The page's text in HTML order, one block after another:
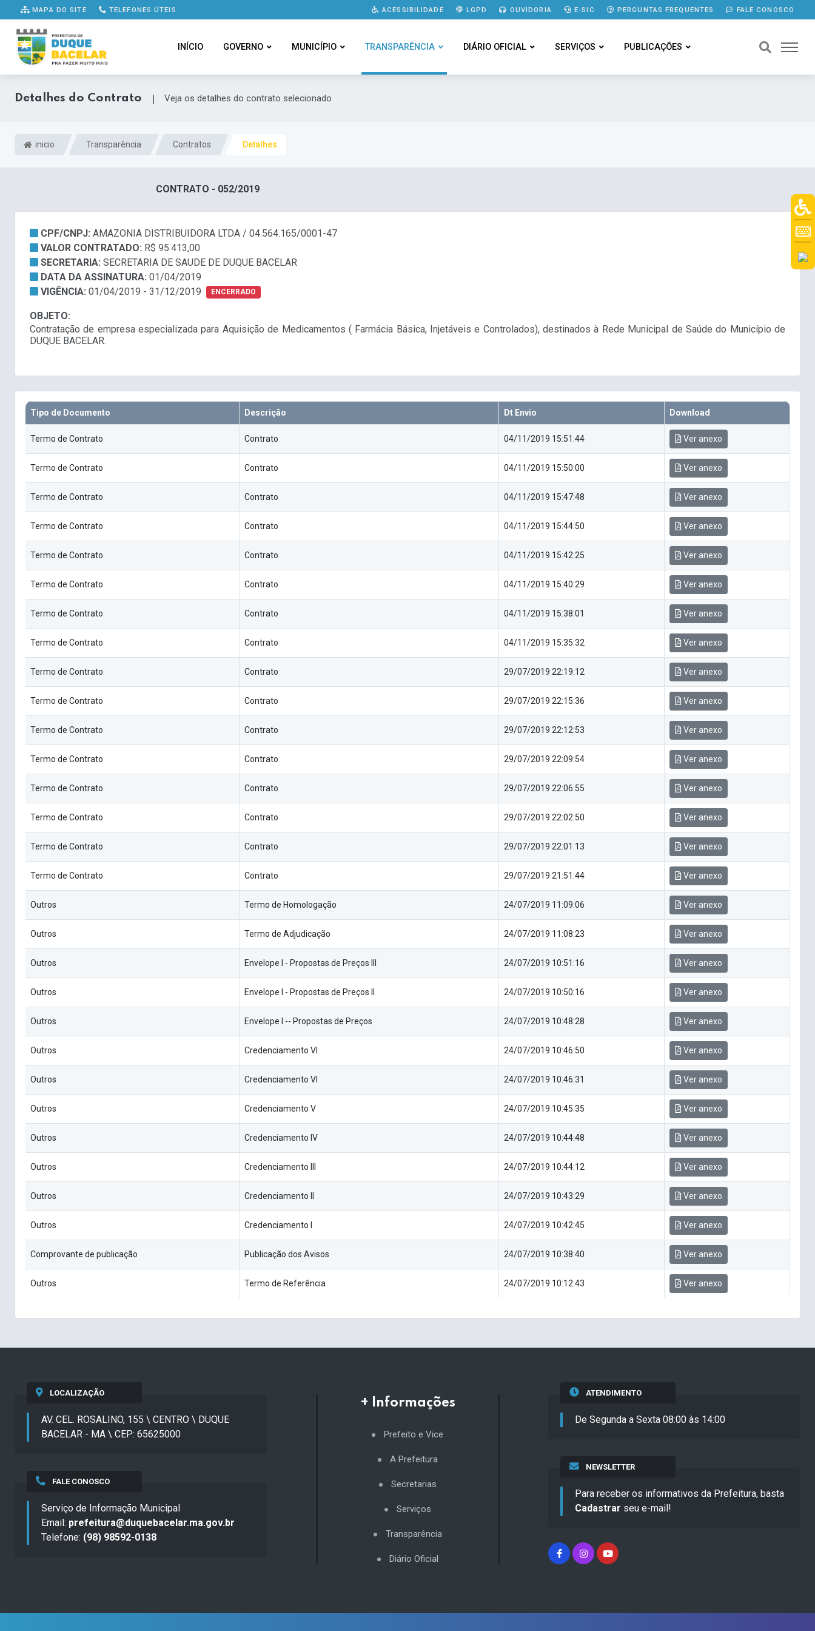
MAPA DO SITE TELEFONES ÚTEIS ACESSIBILIDADE LGPD OUVIDORIA E-SIC PERGUNTAS FREQUENTES FALE CONOSCO
INÍCIO GOVERNO MUNICÍPIO TRANSPARÊNCIA DIÁRIO OFICIAL SERVIÇOS PUBLICAÇÕES
Detalhes do Contrato | Veja os detalhes do contrato selecionado
inicio Transparência Contratos Detalhes
CONTRATO - 052/2019
CPF/CNPJ: AMAZONIA DISTRIBUIDORA LTDA / 04.564.165/0001-47
VALOR CONTRATADO: R$ 95.413,00
SECRETARIA: SECRETARIA DE SAUDE DE DUQUE BACELAR
DATA DA ASSINATURA: 01/04/2019
VIGÊNCIA: 01/04/2019 - 31/12/2019 ENCERRADO
OBJETO:
Contratação de empresa especializada para Aquisição de Medicamentos ( Farmácia Básica, Injetáveis e Controlados), destinados à Rede Municipal de Saúde do Município de
DUQUE BACELAR.
Tipo de Documento Descrição Dt Envio Download
Termo de Contrato Contrato 04/11/2019 15:51:44 Ver anexo
Termo de Contrato Contrato 04/11/2019 15:50:00 Ver anexo
Termo de Contrato Contrato 04/11/2019 15:47:48 Ver anexo
Termo de Contrato Contrato 04/11/2019 15:44:50 Ver anexo
Termo de Contrato Contrato 04/11/2019 15:42:25 Ver anexo
Termo de Contrato Contrato 04/11/2019 15:40:29 Ver anexo
Termo de Contrato Contrato 04/11/2019 15:38:01 Ver anexo
Termo de Contrato Contrato 04/11/2019 15:35:32 Ver anexo
Termo de Contrato Contrato 29/07/2019 22:19:12 Ver anexo
Termo de Contrato Contrato 29/07/2019 22:15:36 Ver anexo
Termo de Contrato Contrato 29/07/2019 22:12:53 Ver anexo
Termo de Contrato Contrato 29/07/2019 22:09:54 Ver anexo
Termo de Contrato Contrato 29/07/2019 22:06:55 Ver anexo
Termo de Contrato Contrato 29/07/2019 22:02:50 Ver anexo
Termo de Contrato Contrato 29/07/2019 22:01:13 Ver anexo
Termo de Contrato Contrato 29/07/2019 21:51:44 Ver anexo
Outros Termo de Homologação 24/07/2019 11:09:06 Ver anexo
Outros Termo de Adjudicação 24/07/2019 11:08:23 Ver anexo
Outros Envelope I - Propostas de Preços III 24/07/2019 10:51:16 Ver anexo
Outros Envelope I - Propostas de Preços II 24/07/2019 10:50:16 Ver anexo
Outros Envelope I -- Propostas de Preços 24/07/2019 10:48:28 Ver anexo
Outros Credenciamento VI 24/07/2019 10:46:50 Ver anexo
Outros Credenciamento VI 24/07/2019 10:46:31 Ver anexo
Outros Credenciamento V 24/07/2019 10:45:35 Ver anexo
Outros Credenciamento IV 24/07/2019 10:44:48 Ver anexo
Outros Credenciamento III 24/07/2019 10:44:12 Ver anexo
Outros Credenciamento II 24/07/2019 10:43:29 Ver anexo
Outros Credenciamento I 24/07/2019 10:42:45 Ver anexo
Comprovante de publicação Publicação dos Avisos 24/07/2019 10:38:40 Ver anexo
Outros Termo de Referência 24/07/2019 10:12:43 Ver anexo
LOCALIZAÇÃO
AV. CEL. ROSALINO, 155 \ CENTRO \ DUQUE
BACELAR - MA \ CEP: 65625000
FALE CONOSCO
Serviço de Informação Municipal
Email: prefeitura@duquebacelar.ma.gov.br
Telefone: (98) 98592-0138
+ Informações
Prefeito e Vice
A Prefeitura
Secretarias
Serviços
Transparência
Diário Oficial
ATENDIMENTO
De Segunda a Sexta 08:00 às 14:00
NEWSLETTER
Para receber os informativos da Prefeitura, basta
Cadastrar seu e-mail!